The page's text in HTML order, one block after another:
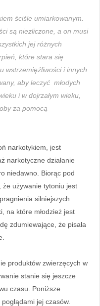
ściśle umiarkowanym.
są niezliczone, a on musi
jej różnych
które stara się
wstrzemięźliwości i innych
aby leczyć młodych
i w dojrzałym wieku,
za pomocą
narkotykiem, jest
narkotyczne działanie
niedawno. Biorąc pod
używanie tytoniu jest
silniejszych
na które młodzież jest
zdumiewające, że pisała
produktów zwierzęcych w
stanie się jeszcze
czasu. Poniższe
jej czasów.